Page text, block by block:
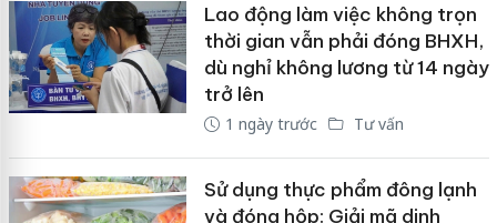
Lao động làm việc không trọn
thời gian vẫn phải đóng BHXH,
dù nghỉ không lương từ 14 ngày
trở lên
1 ngày trước Tư vấn
Sử dụng thực phẩm đông lạnh
và đóng hộp: Giải mã dinh